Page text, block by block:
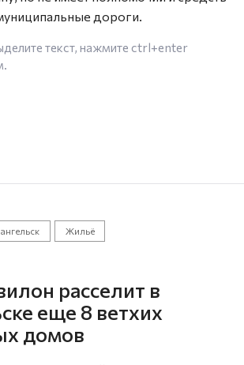
дороги.
текст, нажмите ctrl+enter
Жильё
расселит в
еще 8 ветхих
домов